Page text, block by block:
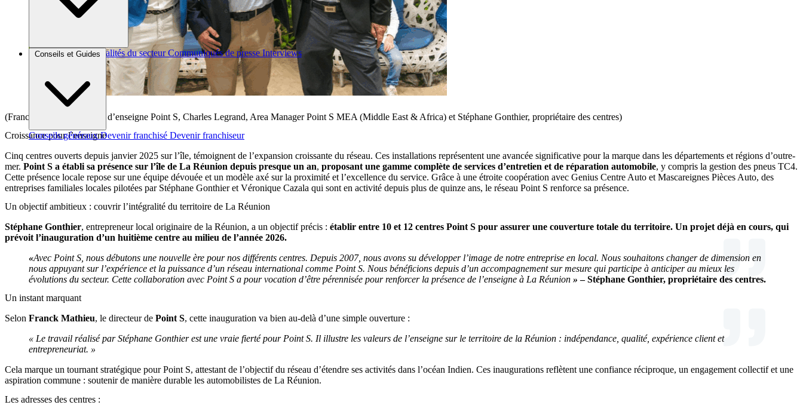
Brèves et actus Actualités du secteur Communiqués de presse Interviews
Conseils et Guides
Conseils généraux Devenir franchisé Devenir franchiseur
(Franck Mathieu, directeur d’enseigne Point S, Charles Legrand, Area Manager Point S MEA (Middle East & Africa) et Stéphane Gonthier, propriétaire des centres)
Croissance pour l’enseigne
Cinq centres ouverts depuis janvier 2025 sur l’île, témoignent de l’expansion croissante du réseau. Ces installations représentent une avancée significative pour la marque dans les départements et régions d’outre-
mer. Point S a établi sa présence sur l’île de La Réunion depuis presque un an, proposant une gamme complète de services d’entretien et de réparation automobile, y compris la gestion des pneus TC4.
Cette présence locale repose sur une équipe dévouée et un modèle axé sur la proximité et l’excellence du service. Grâce à une étroite coopération avec Genius Centre Auto et Mascareignes Pièces Auto, des
entreprises familiales locales pilotées par Stéphane Gonthier et Véronique Cazala qui sont en activité depuis plus de quinze ans, le réseau Point S renforce sa présence.
Un objectif ambitieux : couvrir l’intégralité du territoire de La Réunion
Stéphane Gonthier, entrepreneur local originaire de la Réunion, a un objectif précis : établir entre 10 et 12 centres Point S pour assurer une couverture totale du territoire. Un projet déjà en cours, qui
prévoit l’inauguration d’un huitième centre au milieu de l’année 2026.
«Avec Point S, nous débutons une nouvelle ère pour nos différents centres. Depuis 2007, nous avons su développer l’image de notre entreprise en local. Nous souhaitons changer de dimension en
nous appuyant sur l’expérience et la puissance d’un réseau international comme Point S. Nous bénéficions depuis d’un accompagnement sur mesure qui participe à anticiper au mieux les
évolutions du secteur. Cette collaboration avec Point S a pour vocation d’être pérennisée pour renforcer la présence de l’enseigne à La Réunion » – Stéphane Gonthier, propriétaire des centres.
Un instant marquant
Selon Franck Mathieu, le directeur de Point S, cette inauguration va bien au-delà d’une simple ouverture :
« Le travail réalisé par Stéphane Gonthier est une vraie fierté pour Point S. Il illustre les valeurs de l’enseigne sur le territoire de la Réunion : indépendance, qualité, expérience client et
entrepreneuriat. »
Cela marque un tournant stratégique pour Point S, attestant de l’objectif du réseau d’étendre ses activités dans l’océan Indien. Ces inaugurations reflètent une confiance réciproque, un engagement collectif et une
aspiration commune : soutenir de manière durable les automobilistes de La Réunion.
Les adresses des centres :